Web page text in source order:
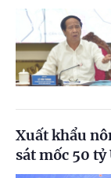
Xuất khẩu
sát mốc 50 tỷ